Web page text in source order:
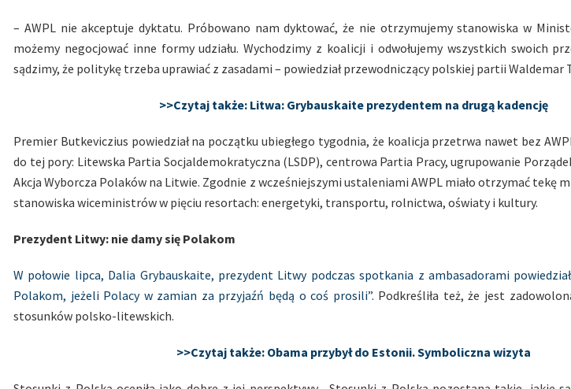
– AWPL nie akceptuje dyktatu. Próbowano nam dyktować, że nie otrzymujemy stanowiska w
możemy negocjować inne formy udziału. Wychodzimy z koalicji i odwołujemy wszystkich swoich
sądzimy, że politykę trzeba uprawiać z zasadami – powiedział przewodniczący polskiej partii Waldemar
>>Czytaj także: Litwa: Grybauskaite prezydentem na drugą kadencję
Premier Butkeviczius powiedział na początku ubiegłego tygodnia, że koalicja przetrwa nawet bez
do tej pory: Litewska Partia Socjaldemokratyczna (LSDP), centrowa Partia Pracy, ugrupowanie
Akcja Wyborcza Polaków na Litwie. Zgodnie z wcześniejszymi ustaleniami AWPL miało otrzymać tekę
stanowiska wiceministrów w pięciu resortach: energetyki, transportu, rolnictwa, oświaty i kultury.
Prezydent Litwy: nie damy się Polakom
W połowie lipca, Dalia Grybauskaite, prezydent Litwy podczas spotkania z ambasadorami
Polakom, jeżeli Polacy w zamian za przyjaźń będą o coś prosili”. Podkreśliła też, że jest
stosunków polsko-litewskich.
>>Czytaj także: Obama przybył do Estonii. Symboliczna wizyta